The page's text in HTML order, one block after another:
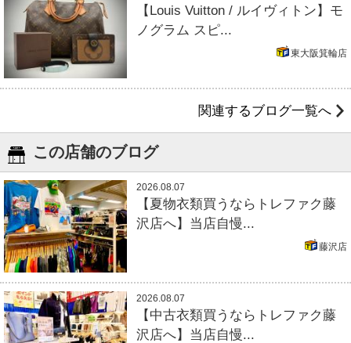
【Louis Vuitton / ルイヴィトン】モ
ノグラム スピ...
東大阪箕輪店
関連するブログ一覧へ
この店舗のブログ
2026.08.07
【夏物衣類買うならトレファク藤
沢店へ】当店自慢...
藤沢店
2026.08.07
【中古衣類買うならトレファク藤
沢店へ】当店自慢...